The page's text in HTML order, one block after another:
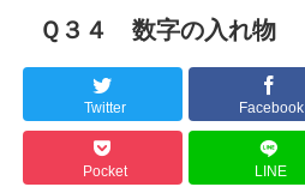
Ｑ３４ 数字の入れ物
Twitter Facebook
Pocket LINE